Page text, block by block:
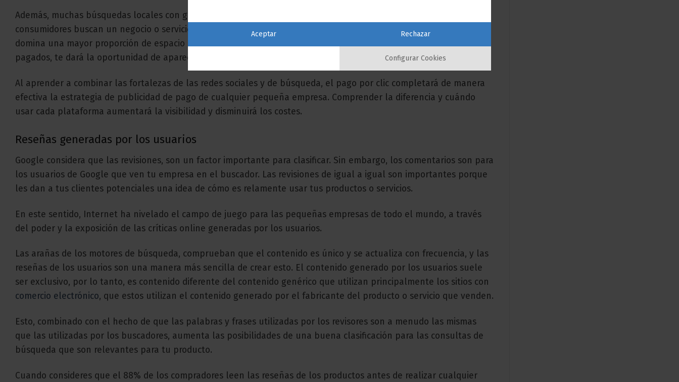
Además, muchas búsquedas locales con gran intención de compra tienen lugar en el móvil, ya que los
consumidores buscan un negocio o servicio «cerca de mí» mientras están fuera de casa. Como la publicidad PPC
domina una mayor proporción de espacio en la pantalla del dispositivo móvil, tener anuncios de búsqueda
pagados, te dará la oportunidad de aparecer frente a los consumidores en ese momento.
Al aprender a combinar las fortalezas de las redes sociales y de búsqueda, el pago por clic completará de manera
efectiva la estrategia de publicidad de pago de cualquier pequeña empresa. Comprender la diferencia y cuándo
usar cada plataforma aumentará la visibilidad y disminuirá los costes.
Reseñas generadas por los usuarios
Google considera que las revisiones, son un factor importante para clasificar. Sin embargo, los comentarios son para
los usuarios de Google que ven tu empresa en el buscador. Las revisiones de igual a igual son importantes porque
les dan a tus clientes potenciales una idea de cómo es relamente usar tus productos o servicios.
En este sentido, Internet ha nivelado el campo de juego para las pequeñas empresas de todo el mundo, a través
del poder y la exposición de las críticas online generadas por los usuarios.
Las arañas de los motores de búsqueda, comprueban que el contenido es único y se actualiza con frecuencia, y las
reseñas de los usuarios son una manera más sencilla de crear esto. El contenido generado por los usuarios suele
ser exclusivo, por lo tanto, es contenido diferente del contenido genérico que utilizan principalmente los sitios con
comercio electrónico, que estos utilizan el contenido generado por el fabricante del producto o servicio que venden.
Esto, combinado con el hecho de que las palabras y frases utilizadas por los revisores son a menudo las mismas
que las utilizadas por los buscadores, aumenta las posibilidades de una buena clasificación para las consultas de
búsqueda que son relevantes para tu producto.
Cuando consideres que el 88% de los compradores leen las reseñas de los productos antes de realizar cualquier
Aceptar Rechazar
Configurar Cookies